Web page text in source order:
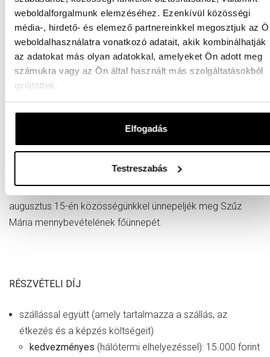
weboldalforgalmunk elemzéséhez. Ezenkívül közösségi
média-, hirdető- és elemező partnereinkkel megosztjuk az
weboldalhasználatra vonatkozó adatait, akik kombinálhatják
az adatokat más olyan adatokkal, amelyeket Ön adott meg
számukra vagy az Ön által használt más szolgáltatásokból
gyűjtöttek.
Elfogadás
Testreszabás
merünk beszélni. Félelmeink és a zsoltárok
11.15 – 12.45 műhelyfoglalkozások
13.00 – 13.15 napközi imaóra
13.20 – 14.00 ebéd
14.30 – 16.00 Dejcsics Konrád OSB: A művészet csendje.
A Csend kortárs művészeti kiállítás feldolgozása
Szívesen marasztaljuk a liturgikus képzés résztvevőit, hogy
augusztus 15-én közösségünkkel ünnepeljék meg Szűz
Mária mennybevételének főünnepét.
RÉSZVÉTELI DÍJ
szállással együtt (amely tartalmazza a szállás, az
étkezés és a képzés költségeit)
kedvezményes (hálótermi elhelyezéssel): 15.000 forint